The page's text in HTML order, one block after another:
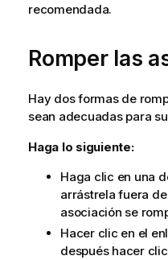
recomendada.
Romper las
Hay dos formas de
sean adecuadas para
Haga lo siguiente:
Haga clic en una
arrástrela fuera
asociación se
Hacer clic en el
después hacer